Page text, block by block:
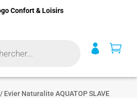
 
/ Evier Naturalite AQUATOP SLAVE